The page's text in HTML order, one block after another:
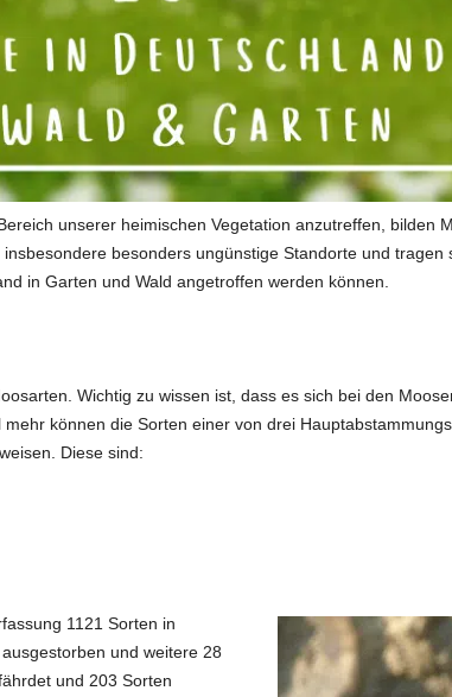
unserer heimischen Vegetation anzutreffen, bilden
besonders ungünstige Standorte und tragen
in Garten und Wald angetroffen werden können.
Wichtig zu wissen ist, dass es sich bei den
können die Sorten einer von drei
Diese sind:
1121 Sorten in
und weitere 28
und 203 Sorten